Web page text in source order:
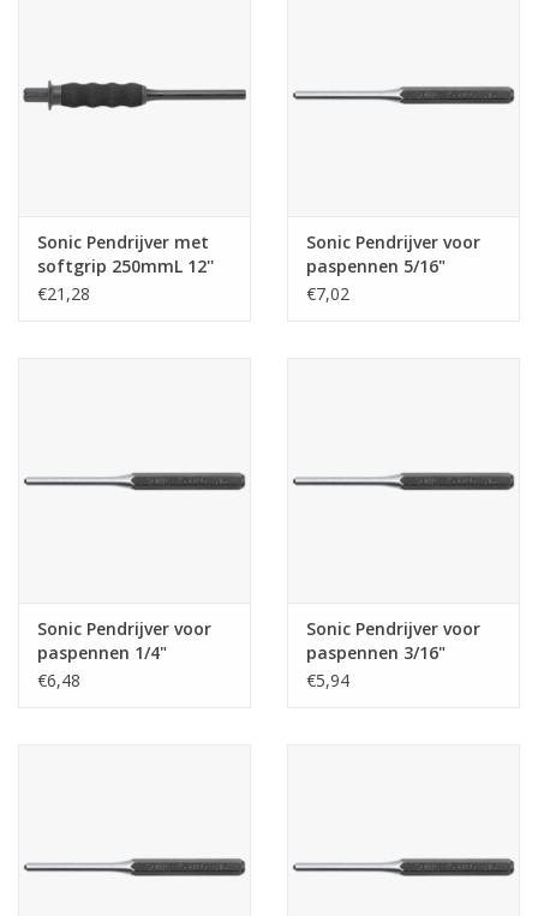
Competition tools
Sonic Pendrijver met
softgrip 250mmL 12''
€21,28
Sonic Pendrijver voor
paspennen 5/16"
€7,02
Sonic Pendrijver voor
paspennen 1/4"
€6,48
Sonic Pendrijver voor
paspennen 3/16"
€5,94